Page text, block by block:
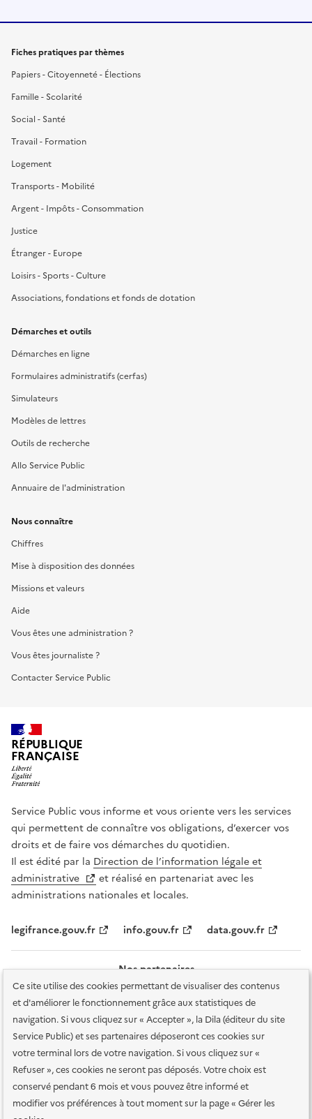
Ce site utilise des cookies permettant de visualiser des contenus
et d'améliorer le fonctionnement grâce aux statistiques de
navigation. Si vous cliquez sur « Accepter », la Dila (éditeur du site
Service Public) et ses partenaires déposeront ces cookies sur
votre terminal lors de votre navigation. Si vous cliquez sur «
Refuser », ces cookies ne seront pas déposés. Votre choix est
conservé pendant 6 mois et vous pouvez être informé et
modifier vos préférences à tout moment sur la page « Gérer les
Fiches pratiques par thèmes
Papiers - Citoyenneté - Élections
Famille - Scolarité
Social - Santé
Travail - Formation
Logement
Transports - Mobilité
Argent - Impôts - Consommation
Justice
Étranger - Europe
Loisirs - Sports - Culture
Associations, fondations et fonds de dotation
Démarches et outils
Démarches en ligne
Formulaires administratifs (cerfas)
Simulateurs
Modèles de lettres
Outils de recherche
Allo Service Public
Annuaire de l'administration
Nous connaître
Chiffres
Mise à disposition des données
Missions et valeurs
Aide
Vous êtes une administration ?
Vous êtes journaliste ?
Contacter Service Public
RÉPUBLIQUE
FRANÇAISE
Service Public vous informe et vous oriente vers les services
qui permettent de connaître vos obligations, d’exercer vos
droits et de faire vos démarches du quotidien.
Il est édité par la Direction de l’information légale et
administrative
et réalisé en partenariat avec les
administrations nationales et locales.
legifrance.gouv.fr info.gouv.fr data.gouv.fr
Nos partenaires
Plan du site Accessibilité : totalement conforme
Accessibilité des
services en ligne Mentions légales Données personnelles et sécurité
Conditions générales d'utilisation Gestion des cookies